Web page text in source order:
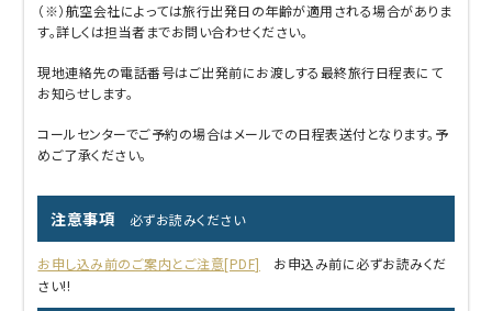
（※）航空会社によっては旅行出発日の年齢が適用される場合がありま
す。詳しくは担当者までお問い合わせください。
現地連絡先の電話番号はご出発前にお渡しする最終旅行日程表にて
お知らせします。
コールセンターでご予約の場合はメールでの日程表送付となります。予
めご了承ください。
注意事項 必ずお読みください
お申し込み前のご案内とご注意[PDF]
お申込み前に必ずお読みくだ
さい!!